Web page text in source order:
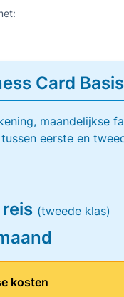
Card Basis
maandelijkse
eerste en
(tweede klas)
kosten